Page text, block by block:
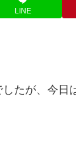
LINE
たが、今日